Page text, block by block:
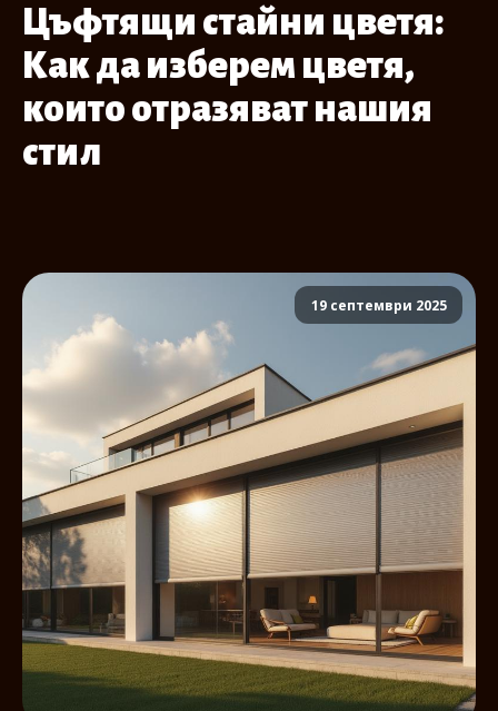
Цъфтящи стайни цветя:
Как да изберем цветя,
които отразяват нашия
стил
19 септември 2025